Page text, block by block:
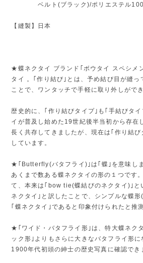
ベルト(ブラック)/ポリエステル
【縫製】日本
★蝶ネクタイ ブランド｢ボウタイ スペシメ
タイ 。｢作り結び｣とは、予め結び目が縫っ
ことで、ワンタッチで手軽に取り外しができ
歴史的に、｢作り結びタイプ｣も｢手結びタ
イが普及し始めた19世紀後半当初から存在
長く共存してきましたが、現在は｢作り結び
しています。
★｢Butterfly(バタフライ)｣は｢蝶｣を意味し
あくまで数ある蝶ネクタイの形の１つです
て、本来は｢bow tie(蝶結びのネクタイ)｣と
ネクタイ｣と訳したことで、シンプルな蝶
｢蝶ネクタイ｣であると印象付けられたと推
★｢ワイド・バタフライ形｣は、特大蝶ネク
ック形｣よりもさらに大きなバタフライ形に
1900年代初頭の紳士の歴史写真に確認でき